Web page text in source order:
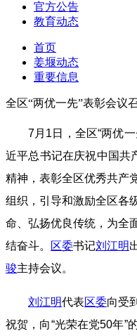
官方公告
教育动态
首页
姜堰动态
重要信息
全区“两优一先”表彰会议
7月1日，全区“两优
近平总书记在庆祝中国共
精神，表彰全区优秀共产
组织，引导和激励全区各
命、弘扬优良传统，为全
结奋斗。
区委书记刘江明
骏主持会议。
刘江明代表区委向受
祝贺，向“光荣在党50年”